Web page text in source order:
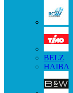
BELZ
HAIBA